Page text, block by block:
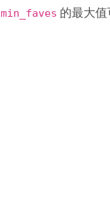
min_faves 的最大